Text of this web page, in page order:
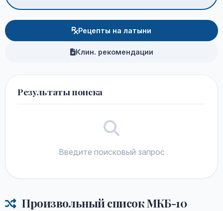
Рецепты на латыни
Клин. рекомендации
Результаты поиска
Введите поисковый запрос
Произвольный список МКБ-10